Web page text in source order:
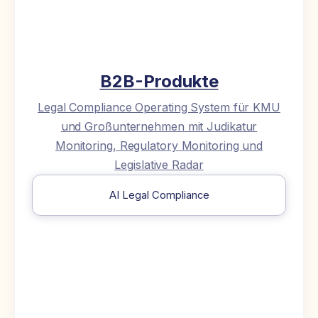
B2B-Produkte
Legal Compliance Operating System für KMU
und Großunternehmen mit Judikatur
Monitoring, Regulatory Monitoring und
Legislative Radar
AI Legal Compliance